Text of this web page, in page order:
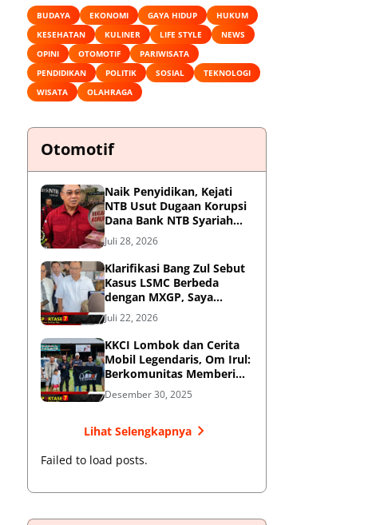
BUDAYA EKONOMI GAYA HIDUP
HUKUM
KESEHATAN
KULINER LIFE STYLE
NEWS
OPINI
OTOMOTIF
PARIWISATA
PENDIDIKAN
POLITIK SOSIAL
TEKNOLOGI
WISATA
OLAHRAGA
Otomotif
Naik Penyidikan, Kejati
NTB Usut Dugaan Korupsi
Dana Bank NTB Syariah
untuk MXGP 2023
Juli 28, 2026
Klarifikasi Bang Zul Sebut
Kasus LSMC Berbeda
dengan MXGP, Saya
Dipanggil Sebagai Saksi
Juli 22, 2026
KKCI Lombok dan Cerita
Mobil Legendaris, Om Irul:
Berkomunitas Memberi
Manfaat dan Membangun
Imej Positif
Desember 30, 2025
Lihat Selengkapnya
Failed to load posts.